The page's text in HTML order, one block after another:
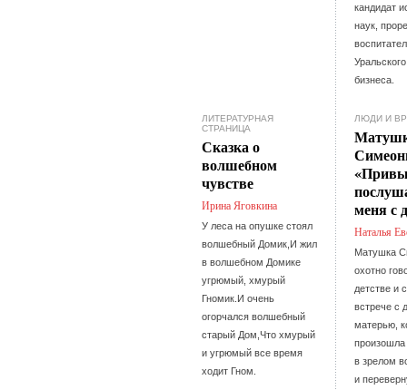
кандидат
наук,
бизнеса.
ЛИТЕРАТУРНАЯ
СТРАНИЦА
Сказка о
волшебном
чувстве
Ирина Яговкина
У леса на опушке стоял
волшебный Домик,И жил
в волшебном Домике
угрюмый, хмурый
Гномик.И очень
огорчался волшебный
старый Дом,Что хмурый
и угрюмый все время
ходит Гном.
ЛЮДИ И
меня с
Наталья
Матушка
охотно
детстве и
встрече с
матерью,
в зрелом
и